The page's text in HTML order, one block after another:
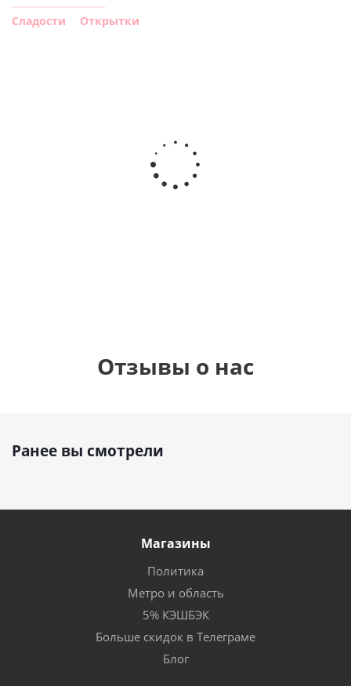
Сладости
Открытки
Шар с
днем
рождения,
с
Отзывы о нас
Ранее вы смотрели
Магазины
Политика
Метро и область
5% КЭШБЭК
Больше скидок в Телеграме
Блог